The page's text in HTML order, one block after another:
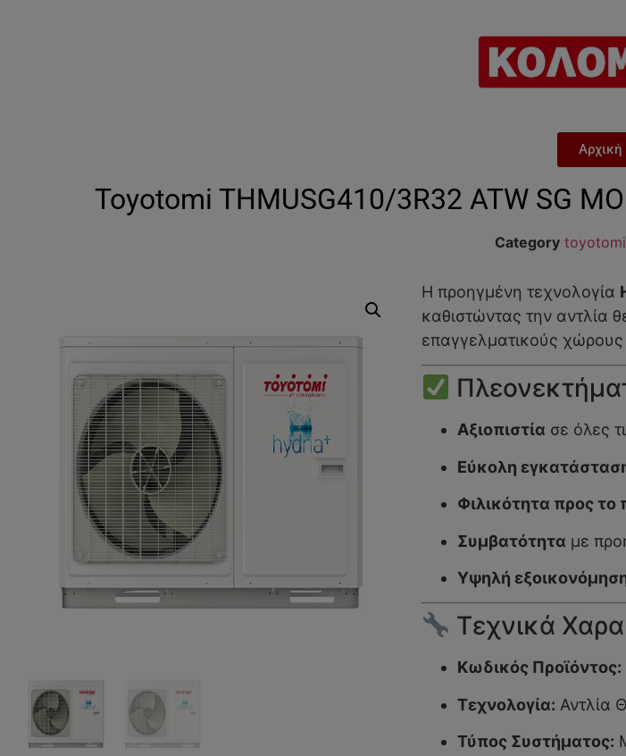
Αρχική
Toyotomi THMUSG410/3R32 ATW SG
Category toyotomi
Η προηγμένη τεχνολογία
καθιστώντας την αντλία
επαγγελματικούς
Αξιοπιστία σε όλες
Εύκολη
Φιλικότητα προς το
Συμβατότητα με
Υψηλή
Τεχνικά
Κωδικός Προϊόντος:
Τεχνολογία: Αντλία
Τύπος Συστήματος: